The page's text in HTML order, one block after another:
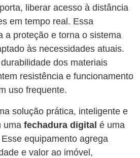
liberar acesso à distância
em tempo real. Essa
a proteção e torna o sistema
às necessidades atuais.
dos materiais
resistência e funcionamento
uso frequente.
solução prática, inteligente e
uma fechadura digital é uma
equipamento agrega
e valor ao imóvel,